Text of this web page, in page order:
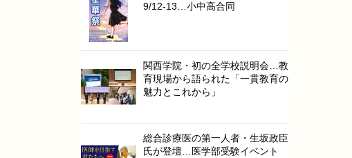
9/12-13…小中高合同
関西学院・初の全学校説明会…教
育現場から語られた「一貫教育の
魅力とこれから」
総合診療医の第一人者・生坂政臣
氏が登壇…医学部受験イベント